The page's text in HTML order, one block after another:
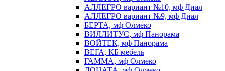
АЛЛЕГРО вариант №10, мф Диал
АЛЛЕГРО вариант №9, мф Диал
БЕРТА, мф Олмеко
ВИЛЛИТУС, мф Панорама
ВОЙТЕК, мф Панорама
ВЕГА, КБ мебель
ГАММА, мф Олмеко